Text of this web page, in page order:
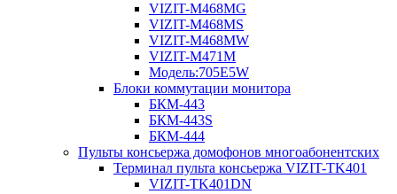
VIZIT-M468MG
VIZIT-M468MS
VIZIT-M468MW
VIZIT-M471M
Модель:705Е5W
Блоки коммутации монитора
БКМ-443
БКМ-443S
БКМ-444
Пульты консьержа домофонов многоабонентских
Терминал пульта консьержа VIZIT-TK401
VIZIT-TK401DN